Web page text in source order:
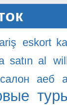
eskort
satın al
аеб